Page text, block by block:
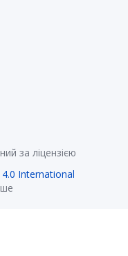
за ліцензією
International